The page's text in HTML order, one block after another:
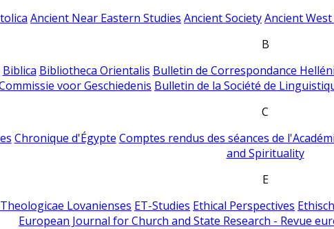
Ancient Near Eastern Studies Ancient SocietyAncient
B
Biblica Bibliotheca Orientalis Bulletin de Correspondance
voor Geschiedenis Bulletin de la Société de
C
Chronique d'Égypte Comptes rendus des séances de
and Spirituality
E
Lovanienses ET-Studies Ethical Perspectives
European Journal for Church and State Research - Revue